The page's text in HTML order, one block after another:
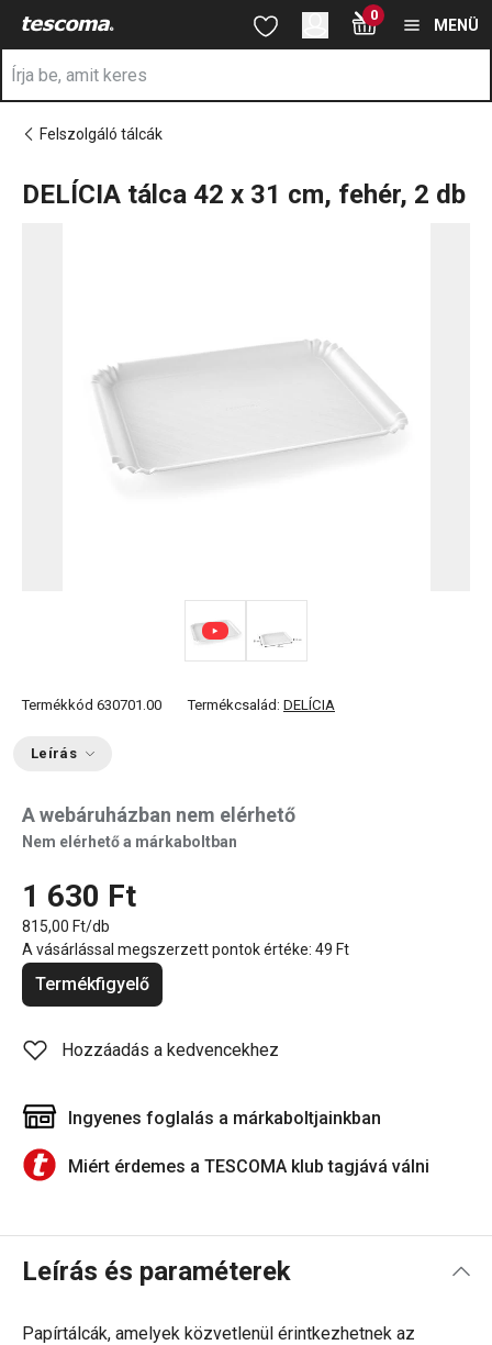
A DELÍCIA tálca 42x31 cm, fehér, 2 db oldalon tartózkodik
Ugrás a fő tartalomhoz
Ugrás a kereséshez
Ugrás a navigációhoz 0
MENÜ
Felszolgáló tálcák
DELÍCIA tálca 42 x 31 cm, fehér, 2 db
Termékkód 630701.00 Termékcsalád: DELÍCIA
Leírás
A webáruházban nem elérhető
Nem elérhető a márkaboltban
1 630 Ft
815,00 Ft/db
A vásárlással megszerzett pontok értéke: 49 Ft
Termékfigyelő
Hozzáadás a kedvencekhez
Ingyenes foglalás a márkaboltjainkban
Miért érdemes a TESCOMA klub tagjává válni
Leírás és paraméterek
Papírtálcák, amelyek közvetlenül érintkezhetnek az